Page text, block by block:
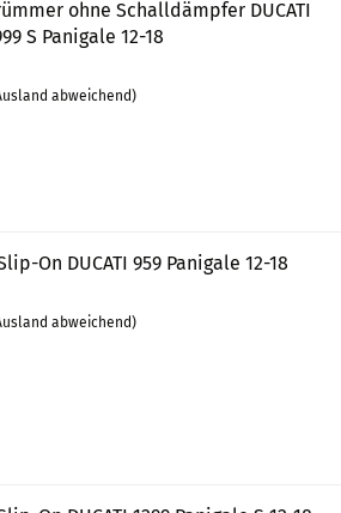
ohne Schalldämpfer DUCATI
S Panigale 12-18
abweichend)
On DUCATI 959 Panigale 12-18
abweichend)